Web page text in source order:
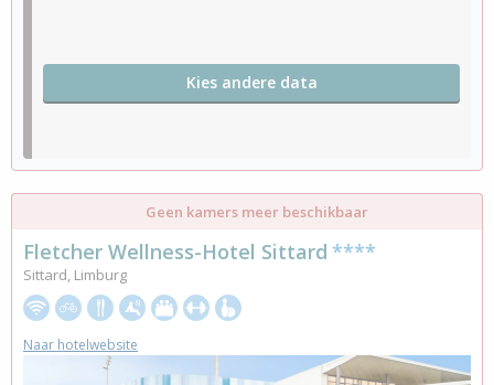
Kies andere data
Geen kamers meer beschikbaar
Fletcher Wellness-Hotel Sittard ****
Sittard, Limburg
Naar hotelwebsite